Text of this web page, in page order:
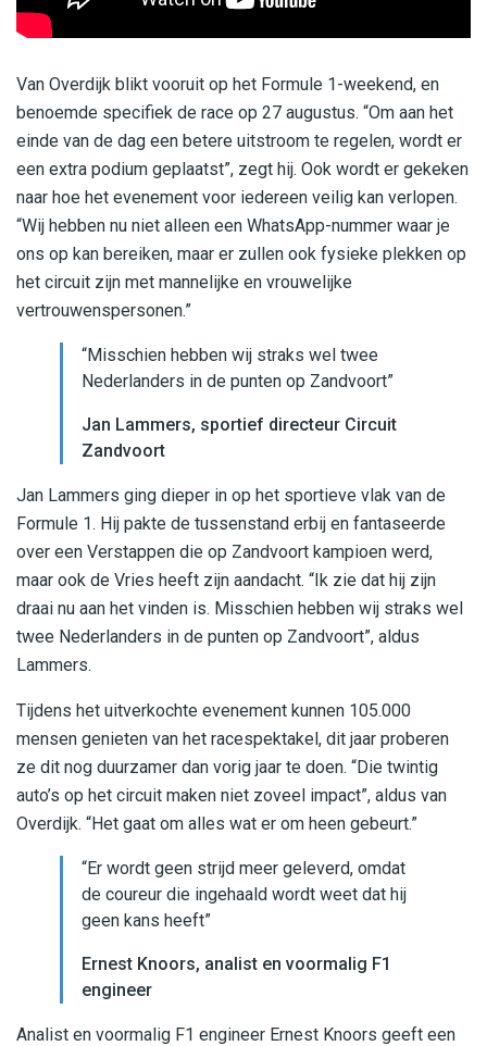
Van Overdijk blikt vooruit op het Formule 1-weekend, en
benoemde specifiek de race op 27 augustus. “Om aan het
einde van de dag een betere uitstroom te regelen, wordt er
een extra podium geplaatst”, zegt hij. Ook wordt er gekeken
naar hoe het evenement voor iedereen veilig kan verlopen.
“Wij hebben nu niet alleen een WhatsApp-nummer waar je
ons op kan bereiken, maar er zullen ook fysieke plekken op
het circuit zijn met mannelijke en vrouwelijke
vertrouwenspersonen.”
“Misschien hebben wij straks wel twee
Nederlanders in de punten op Zandvoort”
Jan Lammers, sportief directeur Circuit
Zandvoort
Jan Lammers ging dieper in op het sportieve vlak van de
Formule 1. Hij pakte de tussenstand erbij en fantaseerde
over een Verstappen die op Zandvoort kampioen werd,
maar ook de Vries heeft zijn aandacht. “Ik zie dat hij zijn
draai nu aan het vinden is. Misschien hebben wij straks wel
twee Nederlanders in de punten op Zandvoort”, aldus
Lammers.
Tijdens het uitverkochte evenement kunnen 105.000
mensen genieten van het racespektakel, dit jaar proberen
ze dit nog duurzamer dan vorig jaar te doen. “Die twintig
auto’s op het circuit maken niet zoveel impact”, aldus van
Overdijk. “Het gaat om alles wat er om heen gebeurt.”
“Er wordt geen strijd meer geleverd, omdat
de coureur die ingehaald wordt weet dat hij
geen kans heeft”
Ernest Knoors, analist en voormalig F1
engineer
Analist en voormalig F1 engineer Ernest Knoors geeft een